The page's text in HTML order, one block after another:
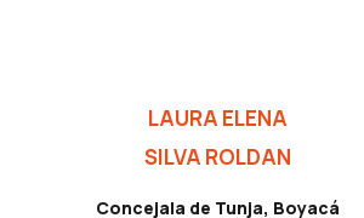
LAURA ELENA
SILVA ROLDAN
Concejala de Tunja, Boyacá